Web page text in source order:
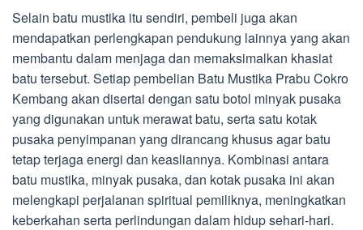
Selain batu mustika itu sendiri, pembeli juga akan
mendapatkan perlengkapan pendukung lainnya yang akan
membantu dalam menjaga dan memaksimalkan khasiat
batu tersebut. Setiap pembelian Batu Mustika Prabu Cokro
Kembang akan disertai dengan satu botol minyak pusaka
yang digunakan untuk merawat batu, serta satu kotak
pusaka penyimpanan yang dirancang khusus agar batu
tetap terjaga energi dan keasliannya. Kombinasi antara
batu mustika, minyak pusaka, dan kotak pusaka ini akan
melengkapi perjalanan spiritual pemiliknya, meningkatkan
keberkahan serta perlindungan dalam hidup sehari-hari.